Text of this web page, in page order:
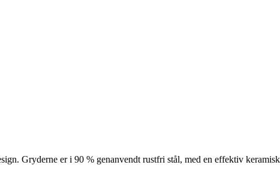
Gryderne er i 90 % genanvendt rustfri stål, med en effektiv keramisk